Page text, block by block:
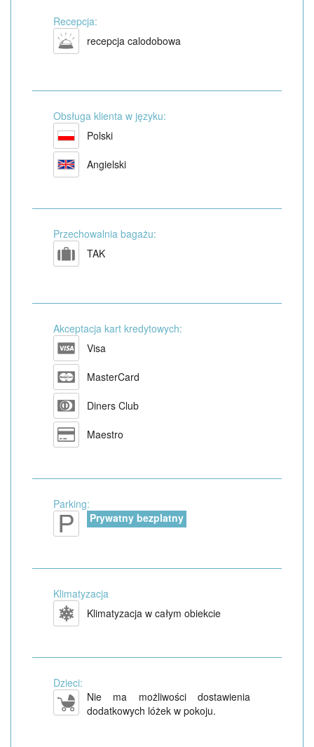
Recepcja:
recepcja calodobowa
Obsługa klienta w języku:
Polski
Angielski
Przechowalnia bagażu:
TAK
Akceptacja kart kredytowych:
Visa
MasterCard
Diners Club
Maestro
Parking:
Prywatny bezplatny
Klimatyzacja
Klimatyzacja w całym obiekcie
Dzieci:
Nie ma możliwości dostawienia
dodatkowych lóżek w pokoju.